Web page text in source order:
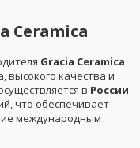
Ceramica
Gracia Ceramica
высокого качества и
в России
что обеспечивает
международным